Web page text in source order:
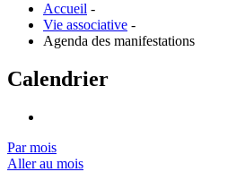
Accueil -
Vie associative -
Agenda des manifestations
Calendrier
Par mois
Aller au mois